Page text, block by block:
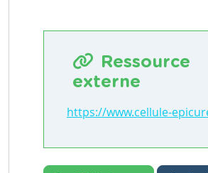
Ressource
externe
https://www.cellule-